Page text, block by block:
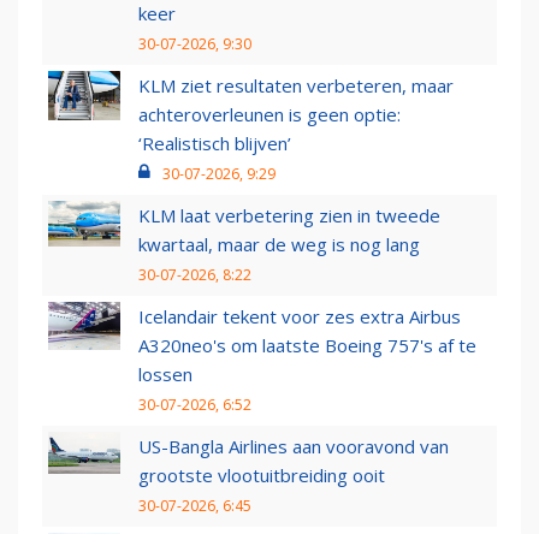
keer
30-07-2026, 9:30
KLM ziet resultaten verbeteren, maar
achteroverleunen is geen optie:
‘Realistisch blijven’
30-07-2026, 9:29
KLM laat verbetering zien in tweede
kwartaal, maar de weg is nog lang
30-07-2026, 8:22
Icelandair tekent voor zes extra Airbus
A320neo's om laatste Boeing 757's af te
lossen
30-07-2026, 6:52
US-Bangla Airlines aan vooravond van
grootste vlootuitbreiding ooit
30-07-2026, 6:45